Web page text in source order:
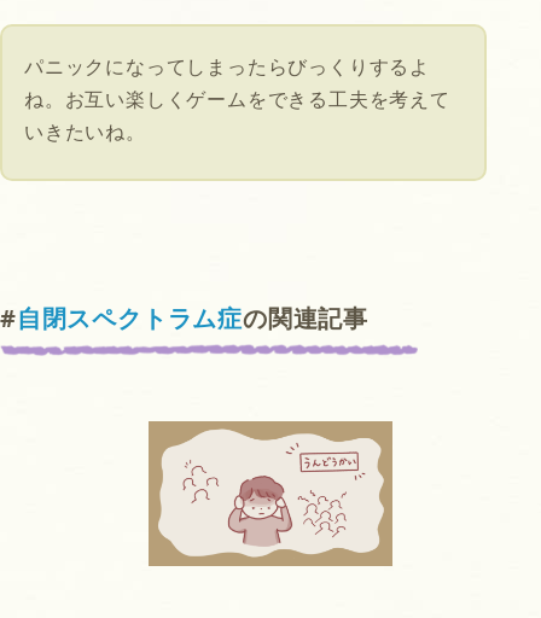
パニックになってしまったらびっくりするよ
ね。お互い楽しくゲームをできる工夫を考えて
いきたいね。
#自閉スペクトラム症の関連記事